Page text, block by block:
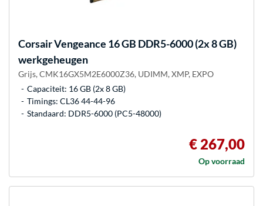
CorsairVengeance 16 GB DDR5-6000 (2x 8 GB)
werkgeheugen
Grijs, CMK16GX5M2E6000Z36, UDIMM, XMP, EXPO
Capaciteit: 16 GB (2x 8 GB)
Timings: CL36 44-44-96
Standaard: DDR5-6000 (PC5-48000)
€ 267,00
Op voorraad